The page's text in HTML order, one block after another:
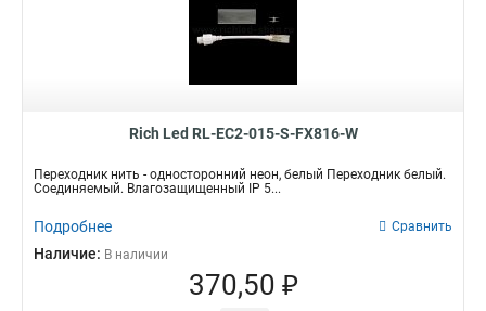
Rich Led RL-EC2-015-S-FX816-W
Переходник нить - односторонний неон, белый Переходник белый.
Соединяемый. Влагозащищенный IP 5...
Подробнее Сравнить
Наличие: В наличии
370,50 ₽